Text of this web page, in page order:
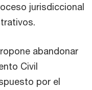
jurisdiccional
abandonar
Civil
por el